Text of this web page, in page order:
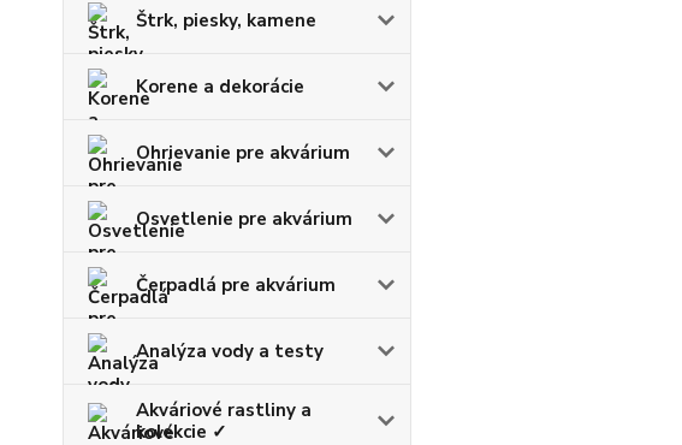
Štrk, piesky, kamene
Korene a dekorácie
Ohrievanie pre akvárium
Osvetlenie pre akvárium
Čerpadlá pre akvárium
Analýza vody a testy
Akváriové rastliny a
kolekcie ✓